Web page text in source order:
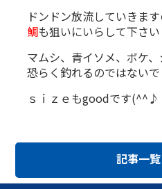
ドンドン放流していきま
鯛も狙いにいらして下さい
マムシ、青イソメ、ボケ
恐らく釣れるのではない
ｓｉｚｅもgoodです(^^♪
記事一